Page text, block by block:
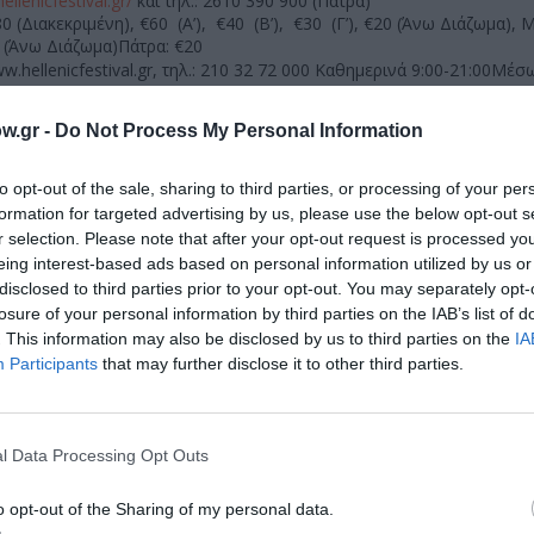
- Do Not Process My Personal Information
opt-out of the sale, sharing to third parties, or processing of your
for targeted advertising by us, please use the below opt-out
selection. Please note that after your opt-out request is processed
interest-based ads based on personal information utilized by us
to third parties prior to your opt-out. You may separately
of your personal information by third parties on the IAB’s list of
This information may also be disclosed by us to third parties on the
Participants that may further disclose it to other third parties.
Data Processing Opt Outs
opt-out of the Sharing of my personal data.
(Διακεκριμένη), €60 (Α’), €40 (Β’), €30 (Γ’), €20 (Άνω Διάζωμα),
(Άνω Διάζωμα)Πάτρα: €20
, τηλ.: 210 32 72 000 Καθημερινά 9:00-
39 (εντός στοάς Πεσμαζόγλου) Ώρες λειτουργίας:
8:30-16:00, Σάββατο: 9:00-14:00 Ωδείο Ηρώδου Αττικού,
Δυμαίων 50 (Λογιστήριο, 1ος όροφος), 08.00-14.30Δημοτικό
10.00-13.00 και 18.00-21.00, Σάββατο 10.00-14.00Κατάστημα
ώρες καταστημάτων
πρώτοι όλες τις ειδήσεις
στοCulturenow.gr